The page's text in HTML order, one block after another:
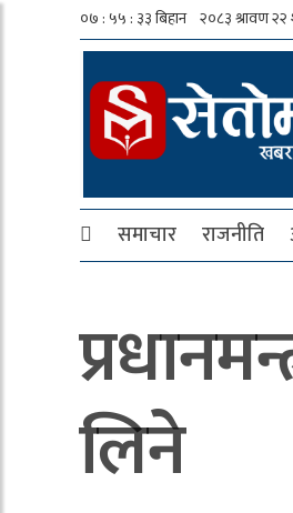
समाचार राजनीति
लिने